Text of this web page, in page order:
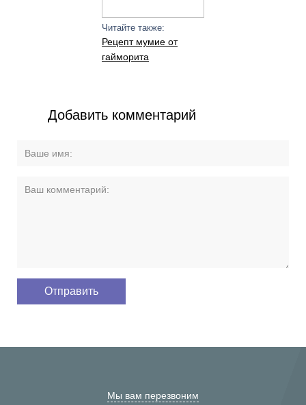
Читайте также:
Рецепт мумие от
гайморита
Добавить комментарий
Мы вам перезвоним